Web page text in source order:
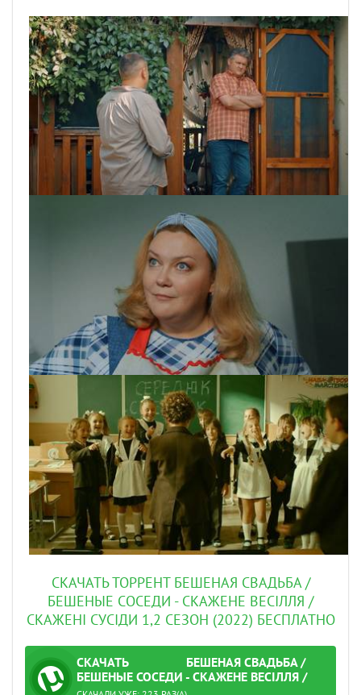
СКАЧАТЬ ТОРРЕНТ БЕШЕНАЯ СВАДЬБА /
БЕШЕНЫЕ СОСЕДИ - СКАЖЕНЕ ВЕСІЛЛЯ /
СКАЖЕНІ СУСІДИ 1,2 СЕЗОН (2022) БЕСПЛАТНО
СКАЧАТЬ
ТОРРЕНТ
БЕШЕНАЯ СВАДЬБА /
БЕШЕНЫЕ СОСЕДИ - СКАЖЕНЕ ВЕСІЛЛЯ /
СКАЖЕНІ СУСІДИ 1,2 СЕЗОН (2022)
ПРОВЕРЕНО